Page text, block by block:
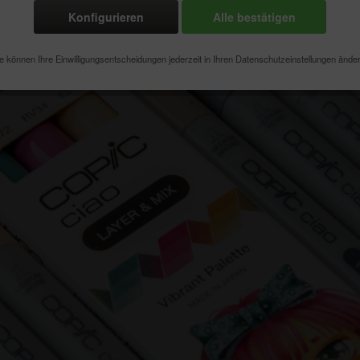
Konfigurieren Alle bestätigen
können Ihre Einwilligungsentscheidungen jederzeit in Ihren Datenschutzeinstellungen